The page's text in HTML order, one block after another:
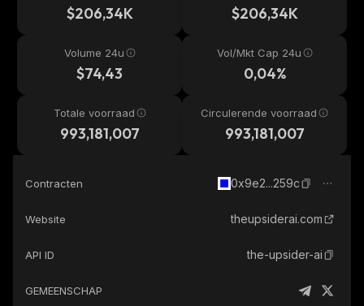
$206,34K $206,34K
Volume 24u
$74,43
Vol/Mkt Cap 24u
0,04%
Totale voorraad
993,181,007
Circulerende voorraad
993,181,007
Contracten 0x9e2...259c
Website theupsiderai.com
API ID the-upsider-ai
GEMEENSCHAP